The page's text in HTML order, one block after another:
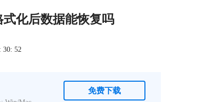
化后数据能恢复吗
30: 52
免费下载